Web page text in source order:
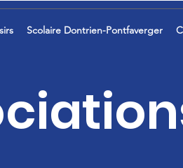
Scolaire Dontrien-Pontfaverger